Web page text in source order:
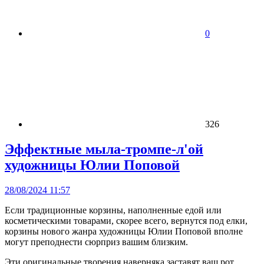
0
326
Эффектные мыла-тромпе-л'ой
художницы Юлии Поповой
28/08/2024 11:57
Если традиционные корзины, наполненные едой или
косметическими товарами, скорее всего, вернутся под елки,
корзины нового жанра художницы Юлии Поповой вполне
могут преподнести сюрприз вашим близким.
Эти оригинальные творения наверняка заставят ваш рот